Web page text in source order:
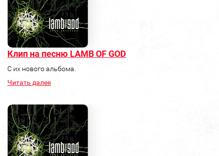
Клип на песню LAMB OF GOD
С их нового альбома.
Читать далее